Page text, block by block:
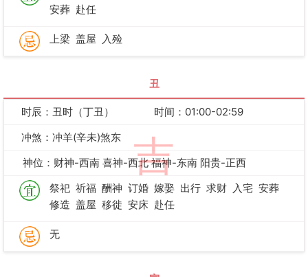
安葬 赴任
上梁 盖屋 入殓
丑
吉
时辰：丑时（丁丑）
时间：01:00-02:59
冲煞：冲羊(辛未)煞东
神位：财神-西南 喜神-西北 福神-东南 阳贵-正西
祭祀 祈福 酬神 订婚 嫁娶 出行 求财 入宅 安葬
修造 盖屋 移徙 安床 赴任
无